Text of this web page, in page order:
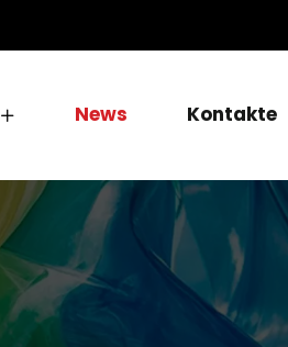
News Kontakte